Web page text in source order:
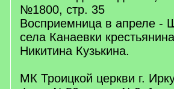
№1800, стр. 35
Восприемница в апреле -
села Канаевки
Никитина Кузькина.
МК Троицкой церкви г.